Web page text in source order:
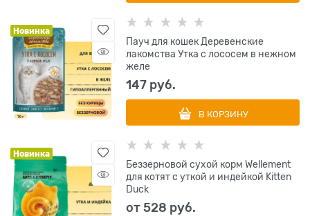
Новинка
Пауч для кошек Деревенские
лакомства Утка с лососем в нежном
желе
147 руб.
В КОРЗИНУ
Новинка
Беззерновой сухой корм Wellement
для котят с уткой и индейкой Kitten
Duck
от528 руб.